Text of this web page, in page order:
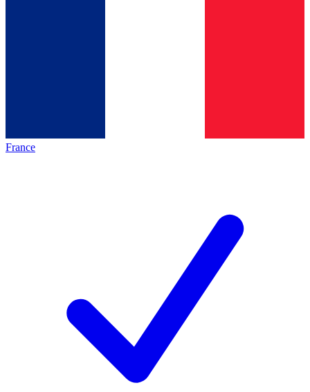
France